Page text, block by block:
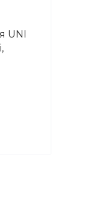
UNI